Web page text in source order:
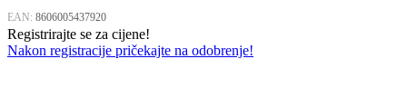
EAN: 8606005437920
Registrirajte se za cijene!
Nakon registracije pričekajte na odobrenje!